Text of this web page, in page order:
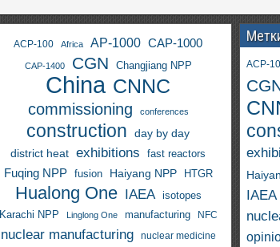
ACP-100 Africa AP-1000 CAP-1000
CAP-1400 CGN Changjiang NPP
China CNNC
commissioning conferences
construction
day by day
district heat
exhibitions fast reactors
Fuqing NPP fusion Haiyang NPP HTGR
Hualong One IAEA
isotopes
Karachi NPP
Linglong One manufacturing NFC
nuclear manufacturing nuclear medicine
ACP-
IAEA